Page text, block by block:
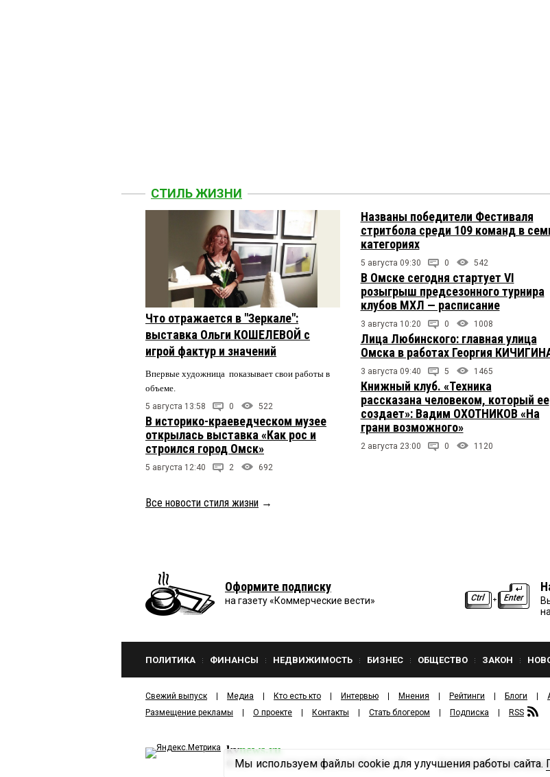
СТИЛЬ ЖИЗНИ
Что отражается в "Зеркале":
выставка Ольги КОШЕЛЕВОЙ с
игрой фактур и значений
Впервые художница показывает свои работы в
объеме.
5 августа 13:58 0 522
В историко-краеведческом музее
открылась выставка «Как рос и
строился город Омск»
5 августа 12:40 2 692
Названы победители Фестиваля
стритбола среди 109 команд в
категориях
5 августа 09:30 0 542
В Омске сегодня стартует VI
розыгрыш предсезонного турнира
клубов МХЛ — расписание
3 августа 10:20 0 1008
Лица Любинского: главная улица
Омска в работах Георгия
3 августа 09:40 5 1465
Книжный клуб. «Техника
рассказана человеком, который ее
создает»: Вадим ОХОТНИКОВ «На
грани возможного»
2 августа 23:00 0 1120
Все новости стиля жизни →
Оформите подписку
на газету «Коммерческие вести»
ПОЛИТИКА ФИНАНСЫ НЕДВИЖИМОСТЬ БИЗНЕС ОБЩЕСТВО ЗАКОН
Свежий выпуск Медиа Кто есть кто Интервью Мнения Рейтинги Блоги
Размещение рекламы
О проекте Контакты Стать блогером Подписка RSS
kvnews.ru
2001—2026ООО ИЗДАТЕЛЬСКИЙ ДОМ «КВ».
Политика
Мы используем файлы cookie для улучшения работы сайта.